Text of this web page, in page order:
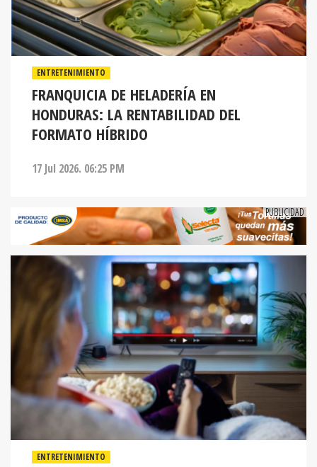
ENTRETENIMIENTO
FRANQUICIA DE HELADERÍA EN
HONDURAS: LA RENTABILIDAD DEL
FORMATO HÍBRIDO
17 Jul 2026. 06:25 PM
ENTRETENIMIENTO